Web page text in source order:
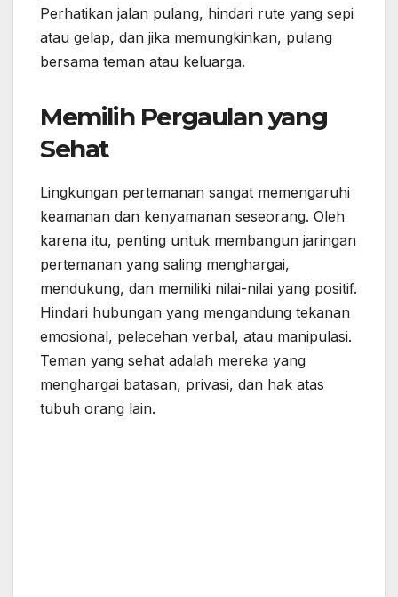
Perhatikan jalan pulang, hindari rute yang sepi
atau gelap, dan jika memungkinkan, pulang
bersama teman atau keluarga.
Memilih Pergaulan yang
Sehat
Lingkungan pertemanan sangat memengaruhi
keamanan dan kenyamanan seseorang. Oleh
karena itu, penting untuk membangun jaringan
pertemanan yang saling menghargai,
mendukung, dan memiliki nilai-nilai yang positif.
Hindari hubungan yang mengandung tekanan
emosional, pelecehan verbal, atau manipulasi.
Teman yang sehat adalah mereka yang
menghargai batasan, privasi, dan hak atas
tubuh orang lain.